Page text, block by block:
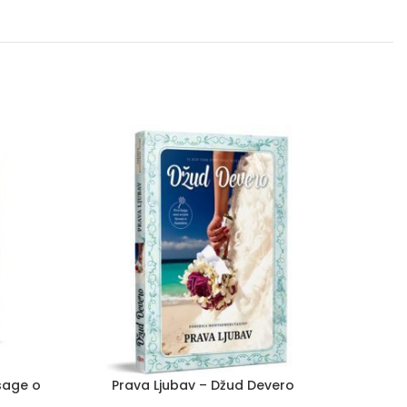
o
Prava Ljubav – Džud Devero